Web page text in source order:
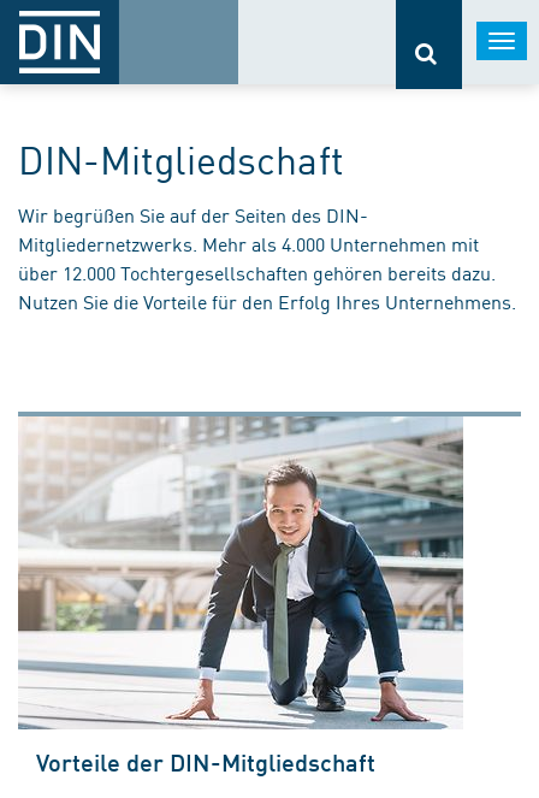
DIN-Mitgliedschaft
Wir begrüßen Sie auf der Seiten des DIN-
Mitgliedernetzwerks. Mehr als 4.000 Unternehmen mit
über 12.000 Tochtergesellschaften gehören bereits dazu.
Nutzen Sie die Vorteile für den Erfolg Ihres Unternehmens.
Vorteile der DIN-Mitgliedschaft